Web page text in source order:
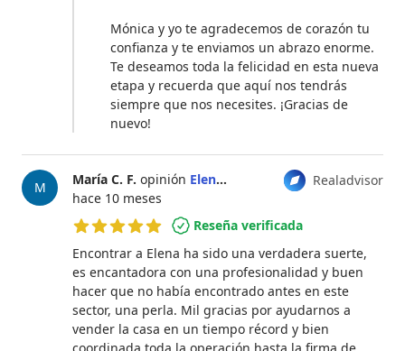
Mónica y yo te agradecemos de corazón tu
confianza y te enviamos un abrazo enorme.
Te deseamos toda la felicidad en esta nueva
etapa y recuerda que aquí nos tendrás
siempre que nos necesites. ¡Gracias de
nuevo!
M Realadvisor
María C. F. opinión Elena Calonge Díez
hace 10 meses
Reseña verificada
5 de 5 estrellas
Encontrar a Elena ha sido una verdadera suerte,
es encantadora con una profesionalidad y buen
hacer que no había encontrado antes en este
sector, una perla. Mil gracias por ayudarnos a
vender la casa en un tiempo récord y bien
coordinada toda la operación hasta la firma de